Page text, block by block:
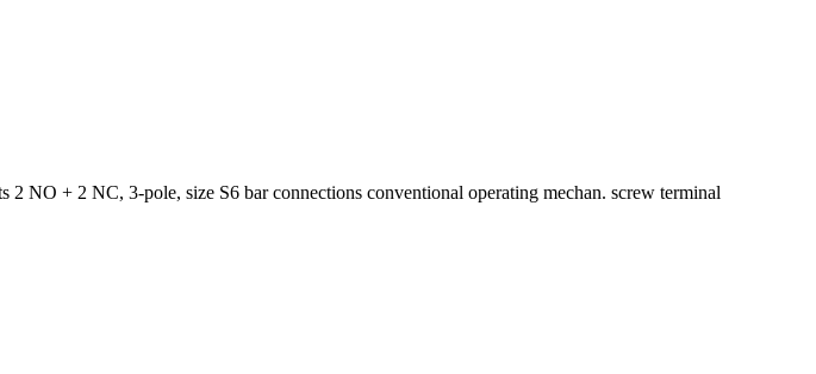
+ 2 NC, 3-pole, size S6 bar connections conventional operating mechan. screw terminal